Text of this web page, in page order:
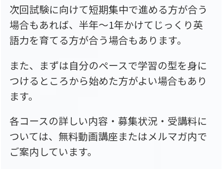
次回試験に向けて短期集中で進める方が合う
場合もあれば、半年〜1年かけてじっくり英
語力を育てる方が合う場合もあります。
また、まずは自分のペースで学習の型を身に
つけるところから始めた方がよい場合もあり
ます。
各コースの詳しい内容・募集状況・受講料に
ついては、無料動画講座またはメルマガ内で
ご案内しています。